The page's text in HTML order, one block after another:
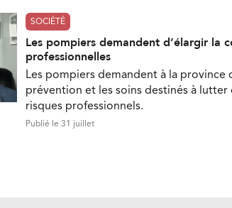
SOCIÉTÉ
Les pompiers demandent d’élargir la
professionnelles
Les pompiers demandent à la province
prévention et les soins destinés à lutter
risques professionnels.
Publié le 31 juillet